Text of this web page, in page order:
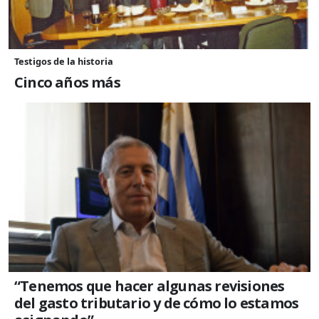
Testigos de la historia
Cinco años más
“Tenemos que hacer algunas revisiones
del gasto tributario y de cómo lo estamos